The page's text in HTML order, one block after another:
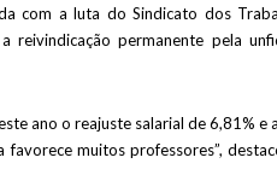
com a luta do Sindicato dos
reivindicação permanente pela
ano o reajuste salarial de 6,81%
muitos professores”,